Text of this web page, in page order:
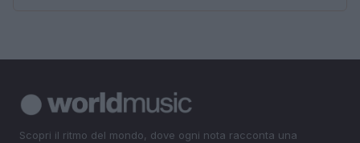
Scopri il ritmo del mondo, dove ogni nota racconta una